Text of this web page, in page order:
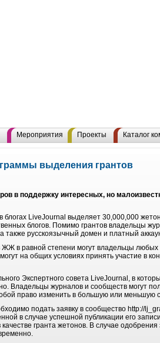
Мероприятия Проекты Каталог
выделения грантов
в поддержку интересных, но
блогах LiveJournal выделяет 30,000,000
блогов. Помимо грантов владельцы
русскоязычный домен и платный
в равной степени могут владельцы
на общих условиях принять участие в
Экспертного совета LiveJournal, в
Владельцы журналов и сообществ могут
право изменить в большую или меньшую
подать заявку в сообщество http://
в случае успешной публикации его
гранта жетонов. В случае одобрения